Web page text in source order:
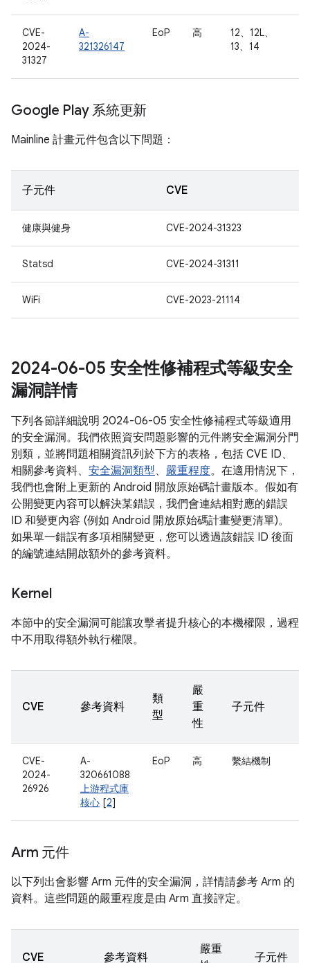
CVE-
2024-
31327
A-
321326147
EoP 高
12、12L、
13、14
Google Play 系統更新
Mainline 計畫元件包含以下問題：
子元件 CVE
健康與健身 CVE-2024-31323
Statsd CVE-2024-31311
WiFi CVE-2023-21114
2024-06-05 安全性修補程式等級安全
漏洞詳情
下列各節詳細說明 2024-06-05 安全性修補程式等級適用
的安全漏洞。我們依照資安問題影響的元件將安全漏洞分門
別類，並將問題相關資訊列於下方的表格，包括 CVE ID、
相關參考資料、 安全漏洞類型、 嚴重程度。在適用情況下，
我們也會附上更新的 Android 開放原始碼計畫版本。假如有
公開變更內容可以解決某錯誤，我們會連結相對應的錯誤
ID 和變更內容 (例如 Android 開放原始碼計畫變更清單)。
如果單一錯誤有多項相關變更，您可以透過該錯誤 ID 後面
的編號連結開啟額外的參考資料。
Kernel
本節中的安全漏洞可能讓攻擊者提升核心的本機權限，過程
中不用取得額外執行權限。
CVE 參考資料
類
型
嚴
重
性
子元件
CVE-
2024-
26926
A-
320661088
上游程式庫
核心 [2]
EoP 高 繫結機制
Arm 元件
以下列出會影響 Arm 元件的安全漏洞，詳情請參考 Arm 的
資料。這些問題的嚴重程度是由 Arm 直接評定。
CVE 參考資料
嚴重
子元件